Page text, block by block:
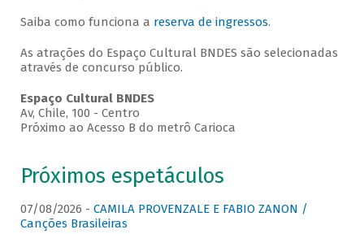
Saiba como funciona a reserva de ingressos.
As atrações do Espaço Cultural BNDES são selecionadas
através de concurso público.
Espaço Cultural BNDES
Av, Chile, 100 - Centro
Próximo ao Acesso B do metrô Carioca
Próximos espetáculos
07/08/2026 - CAMILA PROVENZALE E FABIO ZANON /
Canções Brasileiras